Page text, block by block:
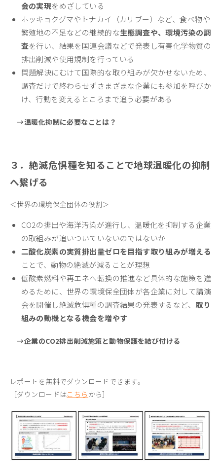
会の実現をめざしている
ホッキョクグマやトナカイ（カリブー）など、食べ物や
繁殖地の不足などの継続的な生態調査や、環境汚染の調
査を行い、結果を国連会議などで発表し有害化学物質の
排出削減や使用規制を行っている
問題解決にむけて国際的な取り組みが欠かせないため、
調査だけで終わらせずさまざまな企業にも参加を呼びか
け、行動を変えるところまで追う必要がある
→温暖化抑制に必要なことは？
３．絶滅危惧種を知ることで地球温暖化の抑制
へ繋げる
＜世界の環境保全団体の役割＞
CO2の排出や海洋汚染が進行し、温暖化を抑制する企業
の取組みが追いついていないのではないか
二酸化炭素の実質排出量ゼロを目指す取り組みが増える
ことで、動物の絶滅が減ることが理想
低酸素燃料や再エネへ転換の推進など具体的な施策を進
めるために、世界の環境保全団体が各企業に対して講演
会を開催し絶滅危惧種の調査結果の発表するなど、取り
組みの動機となる機会を増やす
→企業のCO2排出削減施策と動物保護を結び付ける
レポートを無料でダウンロードできます。
［ダウンロードはこちら から］